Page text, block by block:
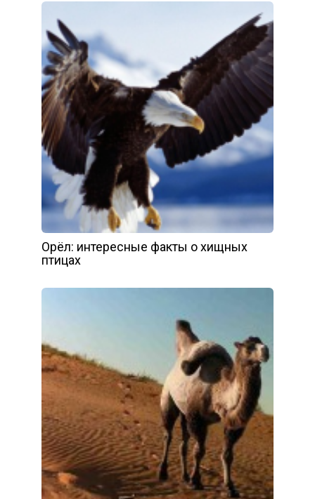
Орёл: интересные факты о хищных
птицах